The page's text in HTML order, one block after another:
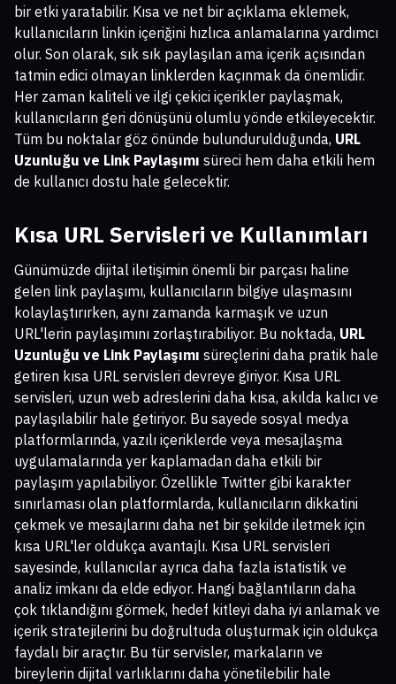
bir etki yaratabilir. Kısa ve net bir açıklama eklemek,
kullanıcıların linkin içeriğini hızlıca anlamalarına yardımcı
olur. Son olarak, sık sık paylaşılan ama içerik açısından
tatmin edici olmayan linklerden kaçınmak da önemlidir.
Her zaman kaliteli ve ilgi çekici içerikler paylaşmak,
kullanıcıların geri dönüşünü olumlu yönde etkileyecektir.
Tüm bu noktalar göz önünde bulundurulduğunda, URL
Uzunluğu ve Link Paylaşımı süreci hem daha etkili hem
de kullanıcı dostu hale gelecektir.
Kısa URL Servisleri ve Kullanımları
Günümüzde dijital iletişimin önemli bir parçası haline
gelen link paylaşımı, kullanıcıların bilgiye ulaşmasını
kolaylaştırırken, aynı zamanda karmaşık ve uzun
URL'lerin paylaşımını zorlaştırabiliyor. Bu noktada, URL
Uzunluğu ve Link Paylaşımı süreçlerini daha pratik hale
getiren kısa URL servisleri devreye giriyor. Kısa URL
servisleri, uzun web adreslerini daha kısa, akılda kalıcı ve
paylaşılabilir hale getiriyor. Bu sayede sosyal medya
platformlarında, yazılı içeriklerde veya mesajlaşma
uygulamalarında yer kaplamadan daha etkili bir
paylaşım yapılabiliyor. Özellikle Twitter gibi karakter
sınırlaması olan platformlarda, kullanıcıların dikkatini
çekmek ve mesajlarını daha net bir şekilde iletmek için
kısa URL'ler oldukça avantajlı. Kısa URL servisleri
sayesinde, kullanıcılar ayrıca daha fazla istatistik ve
analiz imkanı da elde ediyor. Hangi bağlantıların daha
çok tıklandığını görmek, hedef kitleyi daha iyi anlamak ve
içerik stratejilerini bu doğrultuda oluşturmak için oldukça
faydalı bir araçtır. Bu tür servisler, markaların ve
bireylerin dijital varlıklarını daha yönetilebilir hale